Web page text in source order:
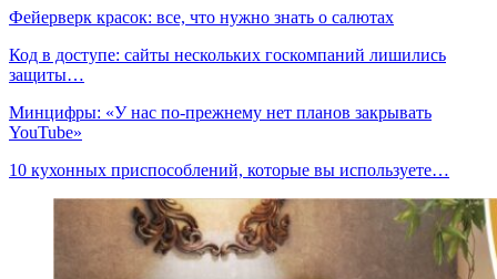
Фейерверк красок: все, что нужно знать о салютах
Код в доступе: сайты нескольких госкомпаний лишились
защиты…
Минцифры: «У нас по-прежнему нет планов закрывать
YouTube»
10 кухонных приспособлений, которые вы используете…